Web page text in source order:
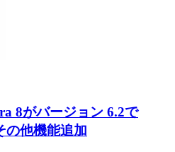
8がバージョン 6.2で
の他機能追加